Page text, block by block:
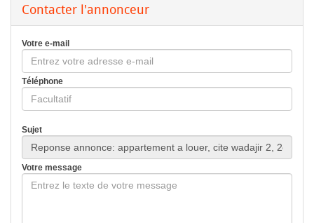
Contacter l'annonceur
Votre e-mail
Téléphone
Sujet
Votre message